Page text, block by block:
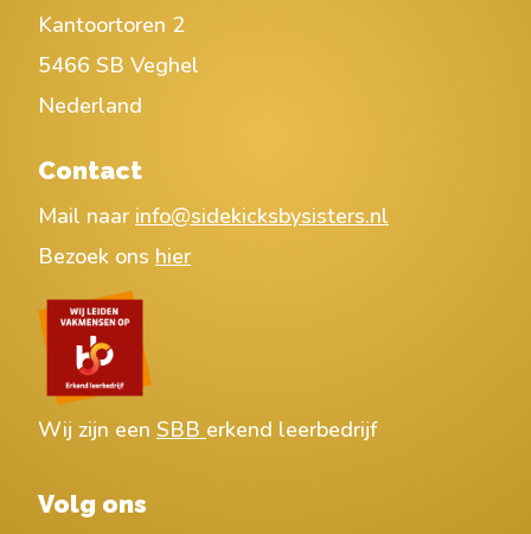
Kantoortoren 2
5466 SB Veghel
Nederland
Contact
Mail naar info@sidekicksbysisters.nl
Bezoek ons hier
Wij zijn een SBB erkend leerbedrijf
Volg ons